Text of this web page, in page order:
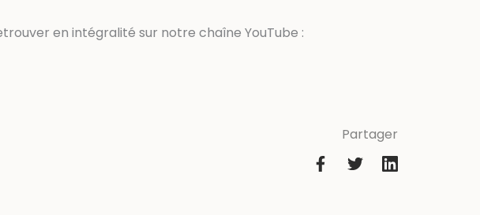
en intégralité sur notre chaîne YouTube :
Partager